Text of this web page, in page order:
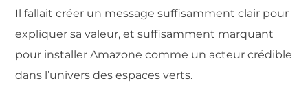
Il fallait créer un message suffisamment clair pour
expliquer sa valeur, et suffisamment marquant
pour installer Amazone comme un acteur crédible
dans l’univers des espaces verts.